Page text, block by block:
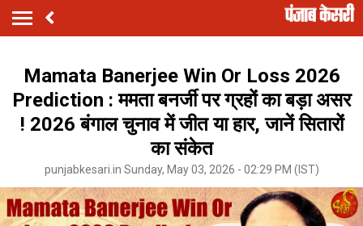
Mamata Banerjee Win Or Loss 2026
Prediction : ममता बनर्जी पर ग्रहों का बड़ा असर
! 2026 बंगाल चुनाव में जीत या हार, जानें सितारों
का संकेत
punjabkesari.in Sunday, May 03, 2026 - 02:29 PM (IST)